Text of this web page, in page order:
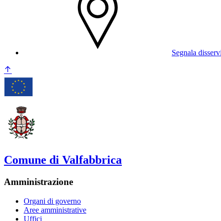
Segnala
Comune di Valfabbrica
Amministrazione
Organi di governo
Aree amministrative
Uffici